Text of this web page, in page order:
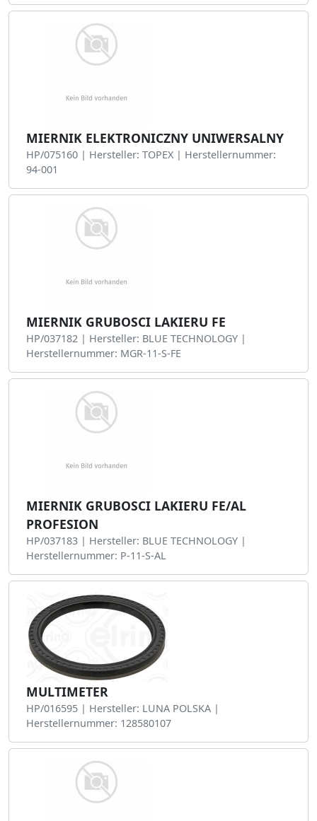
MIERNIK ELEKTRONICZNY UNIWERSALNY
HP/075160 | Hersteller: TOPEX | Herstellernummer:
94-001
MIERNIK GRUBOSCI LAKIERU FE
HP/037182 | Hersteller: BLUE TECHNOLOGY |
Herstellernummer: MGR-11-S-FE
MIERNIK GRUBOSCI LAKIERU FE/AL
PROFESION
HP/037183 | Hersteller: BLUE TECHNOLOGY |
Herstellernummer: P-11-S-AL
MULTIMETER
HP/016595 | Hersteller: LUNA POLSKA |
Herstellernummer: 128580107